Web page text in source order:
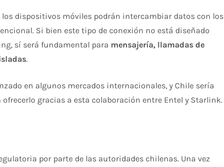
los dispositivos móviles podrán intercambiar datos con los
Si bien este tipo de conexión no está diseñado
sí será fundamental para mensajería, llamadas de
.
en algunos mercados internacionales, y Chile sería
gracias a esta colaboración entre Entel y Starlink.
por parte de las autoridades chilenas. Una vez